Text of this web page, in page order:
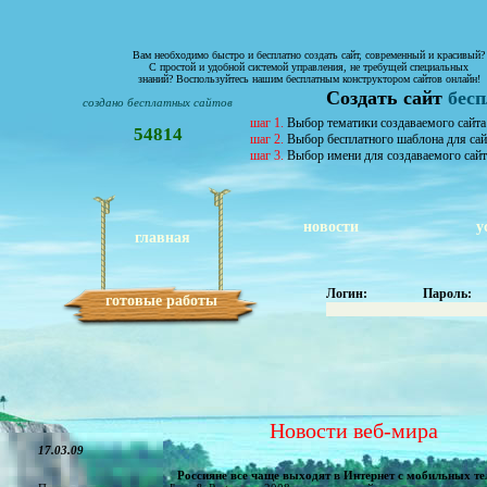
Вам необходимо быстро и бесплатно создать сайт, современный и красивый?
С простой и удобной системой управления, не требущей специальных
знаний? Воспользуйтесь нашим бесплатным конструктором сайтов онлайн!
создано бесплатных сайтов
54814
Создать сайт
шаг 1. Выбор тематики создаваемого сайта
шаг 2. Выбор бесплатного шаблона для
шаг 3.Выбор имени для создаваемого
готовые работы
главная
новости
Логин: Пароль:
Новости веб-мира
17.03.09
Россияне все чаще выходят в Интернет с мобильных